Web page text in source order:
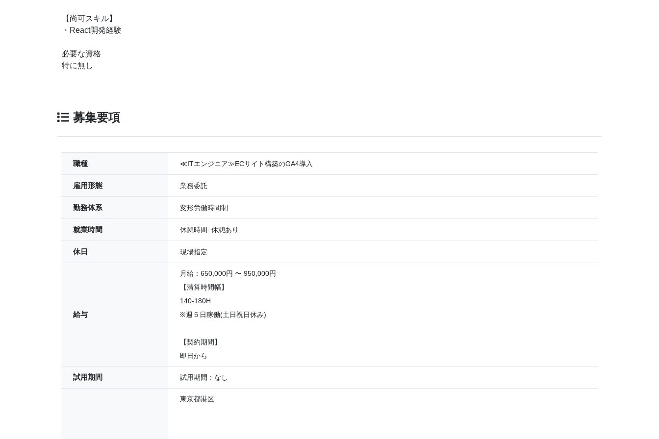
【尚可スキル】
・React開発経験
必要な資格
特に無し
募集要項
職種 ≪ITエンジニア≫ECサイト構築のGA4導入
雇用形態 業務委託
勤務体系 変形労働時間制
就業時間 休憩時間: 休憩あり
休日 現場指定
給与
月給：650,000円 〜 950,000円
【清算時間幅】
140-180H
※週５日稼働(土日祝日休み)
【契約期間】
即日から
試用期間 試用期間：なし
東京都港区